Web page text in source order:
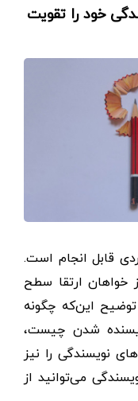
خود را تقویت
قابل انجام است.
خواهان ارتقا سطح
این‌که چگونه
شدن چیست،
نویسندگی را نیز
می‌توانید از